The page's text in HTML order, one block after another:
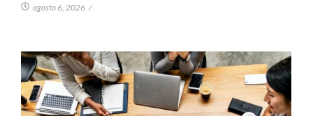
agosto 6, 2026 /